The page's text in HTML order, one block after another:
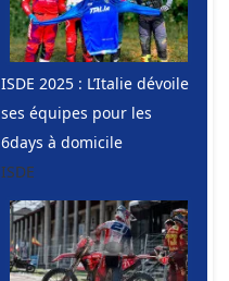
ISDE 2025 : L’Italie dévoile
ses équipes pour les
6days à domicile
ISDE